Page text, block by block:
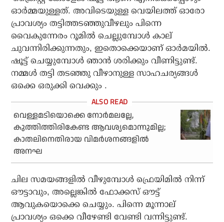
ഓർമ്മയുള്ളത്. അവിടെയുള്ള വെയിലത്ത് ഓരോ
പ്രാവശ്യം തട്ടിത്തടഞ്ഞുവീഴലും പിന്നെ
വൈകുന്നേരം റൂമിൽ ചെല്ലുമ്പോൾ കാല്
ചുവന്നിരിക്കുന്നതും, ഇതൊക്കെയാണ് ഓർമയിൽ.
ഷൂട്ട് ചെയ്യുമ്പോൾ ഞാൻ ശരിക്കും വീണിട്ടുണ്ട്.
നമ്മൾ തട്ടി തടഞ്ഞു വീഴാനുള്ള സാഹചര്യങ്ങൾ
ഒക്കെ ഒരുക്കി വെക്കും .
വെള്ളമടിയൊക്കെ നോര്‍മലല്ലേ,
കുത്തിത്തിരികേണ്ട ആവശ്യമൊന്നുമില്ല;
കാതലിനെതിരായ വിമര്‍ശനങ്ങളില്‍
അനഘ
ചില സമയങ്ങളിൽ വീഴുമ്പോൾ ഫ്രെയിമിൽ നിന്ന്
ഔട്ടാവും, അല്ലെങ്കിൽ ഫോക്കസ് ഔട്ട്
ആവുകയൊക്കെ ചെയ്യും. പിന്നെ മൂന്നാല്
പ്രാവശ്യം ഒക്കെ വീഴേണ്ടി വേണ്ടി വന്നിട്ടുണ്ട്.